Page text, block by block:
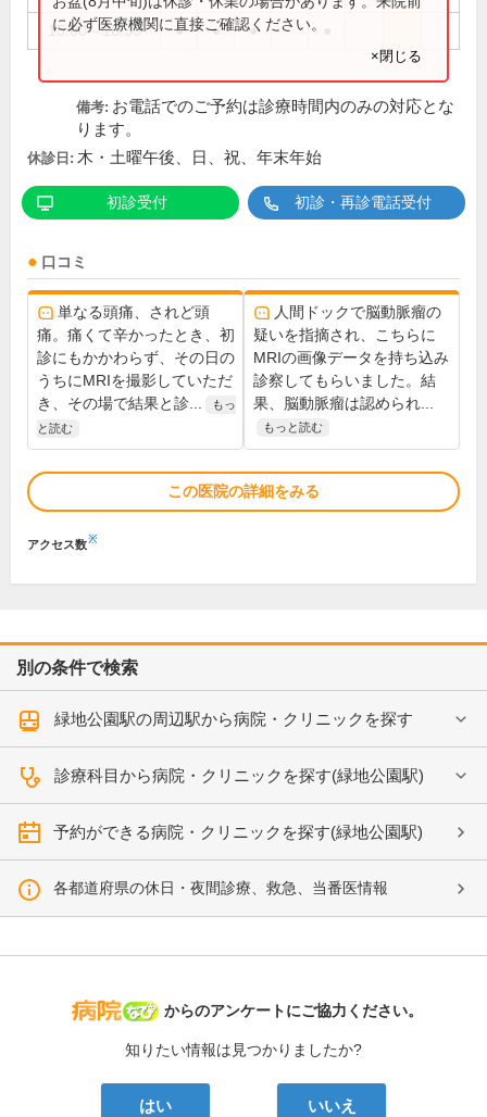
15:00～18:30 ● ● ●
に必ず医療機関に直接ご確認ください。
×閉じる
備考: お電話でのご予約は診療時間内のみの対応とな
ります。
休診日: 木・土曜午後、日、祝、年末年始
初診受付 初診・再診電話受付
口コミ
単なる頭痛、されど頭
痛。痛くて辛かったとき、初
診にもかかわらず、その日の
うちにMRIを撮影していただ
き、その場で結果と診...
もっ
と読む
人間ドックで脳動脈瘤の
疑いを指摘され、こちらに
MRIの画像データを持ち込み
診察してもらいました。結
果、脳動脈瘤は認められ...
もっと読む
この医院の詳細をみる
アクセス数※
別の条件で検索
緑地公園駅の周辺駅から病院・クリニックを探す
診療科目から病院・クリニックを探す(緑地公園駅)
予約ができる病院・クリニックを探す(緑地公園駅)
各都道府県の休日・夜間診療、救急、当番医情報
病院なび
からのアンケートにご協力ください。
知りたい情報は見つかりましたか?
はい いいえ